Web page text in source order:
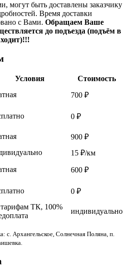
могут быть доставлены заказчику
Время доставки
с Вами. Обращаем Ваше
до подъезда (подъём в
Условия
Стоимость
700 ₽
0 ₽
900 ₽
15 ₽/км
600 ₽
0 ₽
ТК, 100%
индивидуально
с. Архангельское, Солнечная Поляна, п.